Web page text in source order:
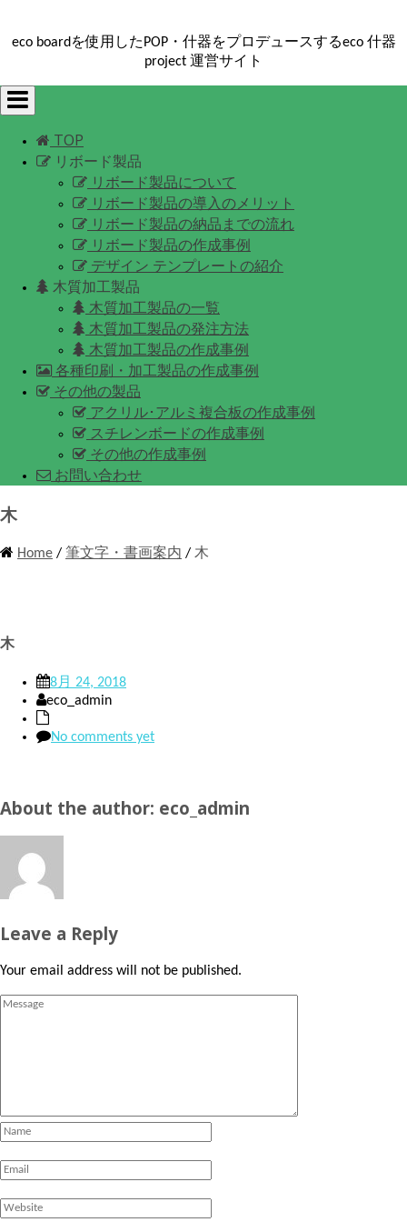
eco boardを使用したPOP・什器をプロデュースするeco 什器
project 運営サイト
Toggle
navigation
TOP
リボード製品
リボード製品について
リボード製品の導入のメリット
リボード製品の納品までの流れ
リボード製品の作成事例
デザイン テンプレートの紹介
木質加工製品
木質加工製品の一覧
木質加工製品の発注方法
木質加工製品の作成事例
各種印刷・加工製品の作成事例
その他の製品
アクリル･アルミ複合板の作成事例
スチレンボードの作成事例
その他の作成事例
お問い合わせ
木
Home / 筆文字・書画案内 / 木
木
8月 24, 2018
eco_admin
No comments yet
About the author: eco_admin
Leave a Reply
Your email address will not be published.